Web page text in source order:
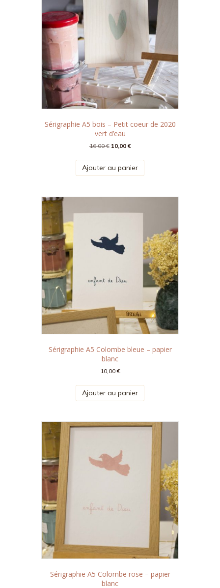
Sérigraphie A5 bois – Petit coeur de 2020
vert d’eau
16,00€ Le
initial
était :
10,00 €Le
actuel
est :
Ajouter au panier
Sérigraphie A5 Colombe bleue – papier
blanc
10,00€
Ajouter au panier
Sérigraphie A5 Colombe rose – papier
blanc